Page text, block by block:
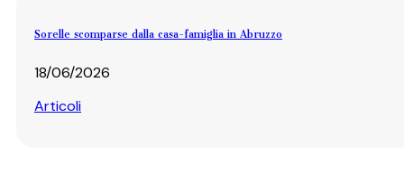
Sorelle scomparse dalla casa-famiglia in Abruzzo
18/06/2026
Articoli